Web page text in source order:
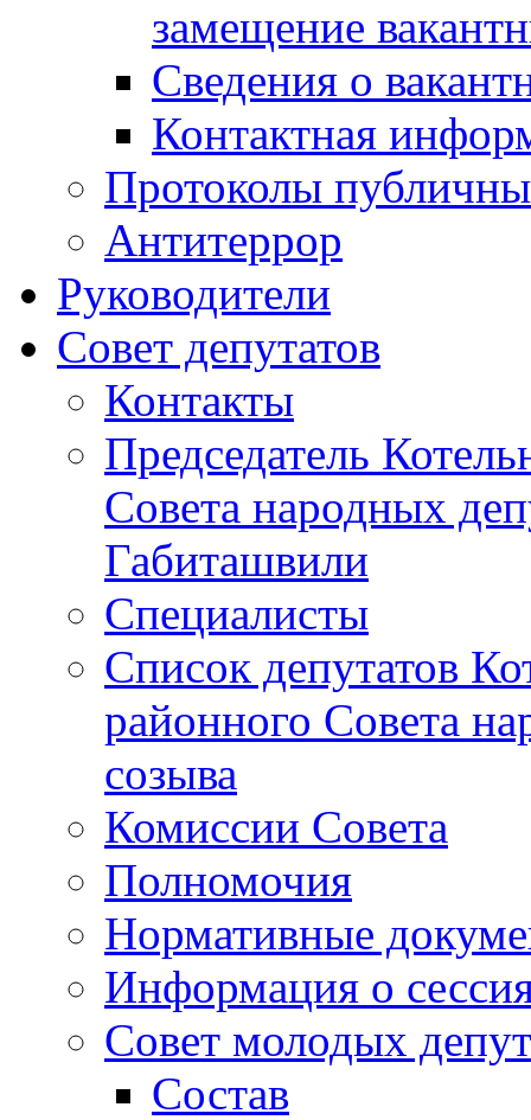
замещение
Сведения о
Контактная
Протоколы
Антитеррор
Руководители
Совет депутатов
Контакты
Председатель
Совета народных
Габиташвили
Специалисты
Список депутатов
районного Совета
созыва
Комиссии Совета
Полномочия
Нормативные
Информация о
Совет молодых
Состав